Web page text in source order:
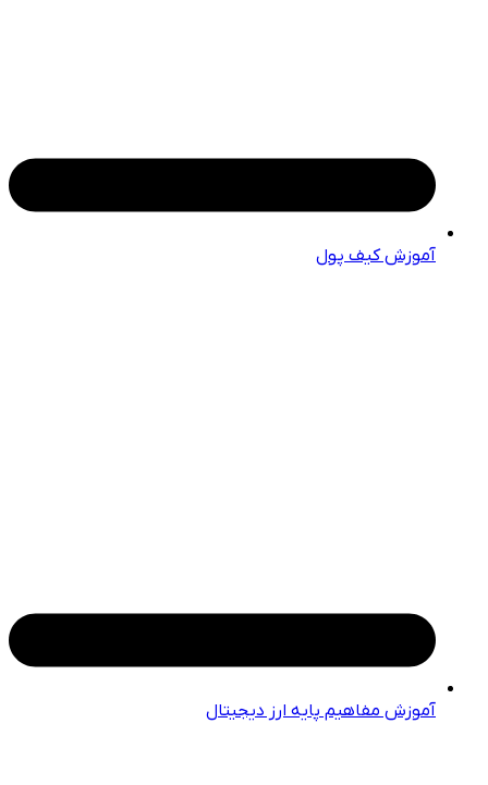
آموزش کیف پول
آموزش مفاهیم پایه ارز دیجیتال